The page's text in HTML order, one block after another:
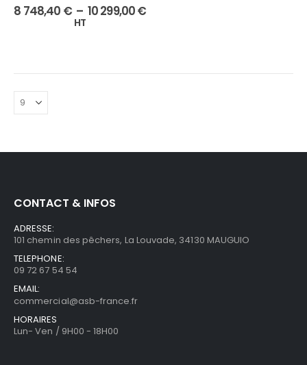
8 748,40 € – 10 299,00€
HT
CONTACT & INFOS
ADRESSE:
101 chemin des pêchers, La Louvade, 34130 MAUGUIO
TELEPHONE:
09 72 67 54 54
EMAIL:
commercial@asb-france.fr
HORAIRES
Lun- Ven / 9H00 - 18H00